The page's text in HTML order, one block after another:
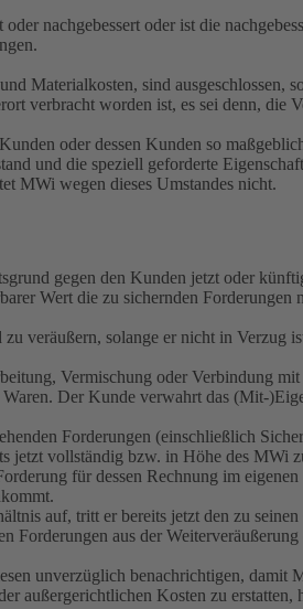
nachgebessert oder ist die
Materialkosten, sind ausgeschlossen,
verbracht worden ist, es sei denn, die
oder dessen Kunden so
und die speziell geforderte
MWi wegen dieses Umstandes nicht.
gegen den Kunden jetzt oder
Wert die zu sichernden Forderungen
veräußern, solange er nicht in Verzug
Vermischung oder Verbindung
Der Kunde verwahrt das (Mit-
Forderungen (einschließlich
jetzt vollständig bzw. in Höhe des MWi
für dessen Rechnung im eigenen
auf, tritt er bereits jetzt den zu seinen
Forderungen aus der
unverzüglich benachrichtigen, damit
außergerichtlichen Kosten zu erstatten,